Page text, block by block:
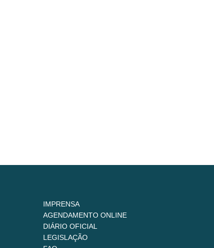
IMPRENSA
AGENDAMENTO ONLINE
DIÁRIO OFICIAL
LEGISLAÇÃO